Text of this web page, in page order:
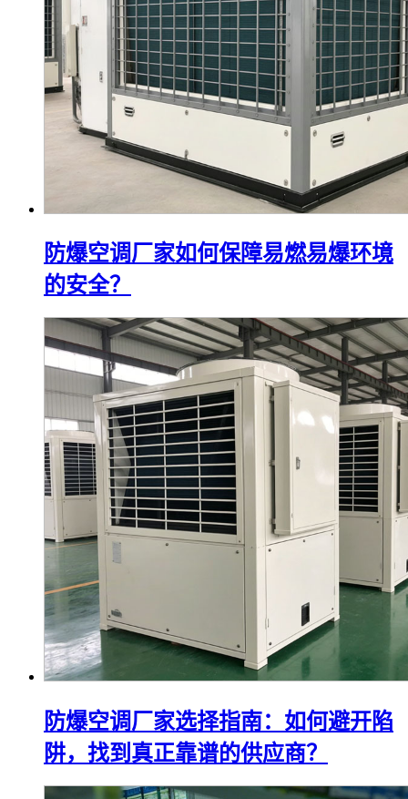
防爆空调厂家如何保障易燃易爆环境
的安全？
防爆空调厂家选择指南：如何避开陷
阱，找到真正靠谱的供应商？